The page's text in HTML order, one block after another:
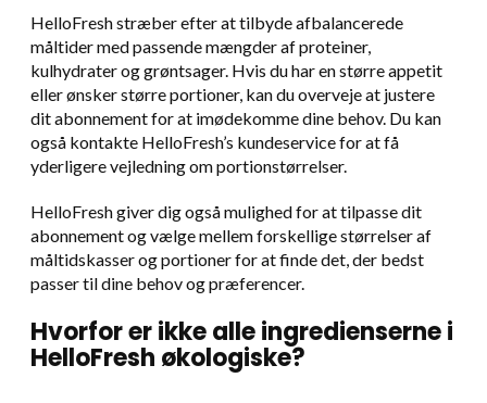
HelloFresh stræber efter at tilbyde afbalancerede
måltider med passende mængder af proteiner,
kulhydrater og grøntsager. Hvis du har en større appetit
eller ønsker større portioner, kan du overveje at justere
dit abonnement for at imødekomme dine behov. Du kan
også kontakte HelloFresh’s kundeservice for at få
yderligere vejledning om portionstørrelser.
HelloFresh giver dig også mulighed for at tilpasse dit
abonnement og vælge mellem forskellige størrelser af
måltidskasser og portioner for at finde det, der bedst
passer til dine behov og præferencer.
Hvorfor er ikke alle ingredienserne i
HelloFresh økologiske?